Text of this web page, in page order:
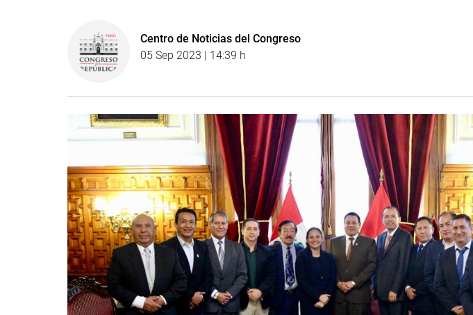
Centro de Noticias del Congreso
05 Sep 2023 | 14:39 h